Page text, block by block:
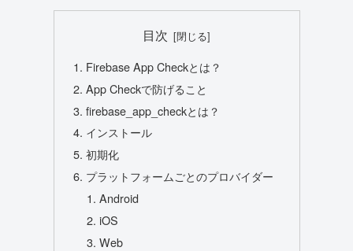
目次
Firebase App Checkとは？
App Checkで防げること
firebase_app_checkとは？
インストール
初期化
プラットフォームごとのプロバイダー
Android
iOS
Web